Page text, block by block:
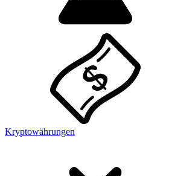
Kryptowährungen